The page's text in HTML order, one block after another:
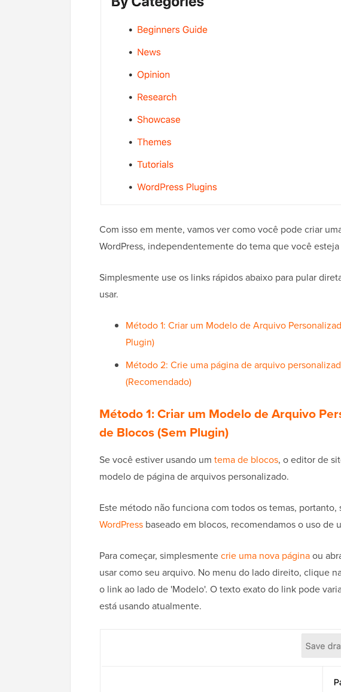
Com isso em mente, vamos ver como você pode criar
WordPress, independentemente do tema que você esteja
Simplesmente use os links rápidos abaixo para pular
usar.
Método 1: Criar um Modelo de Arquivo
Plugin)
Método 2: Crie uma página de arquivo
(Recomendado)
Método 1: Criar um Modelo de Arquivo
de Blocos (Sem Plugin)
Se você estiver usando um tema de blocos, o editor de
modelo de página de arquivos personalizado.
Este método não funciona com todos os temas,
WordPress baseado em blocos, recomendamos o uso de
Para começar, simplesmentecrie uma nova páginaou
usar como seu arquivo. No menu do lado direito, clique
o link ao lado de 'Modelo'. O texto exato do link pode
está usando atualmente.